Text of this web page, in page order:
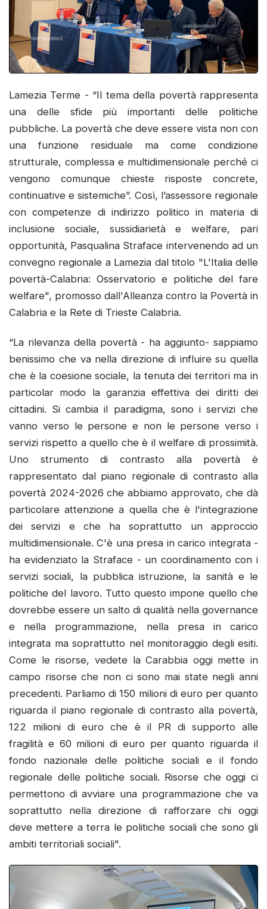
Lamezia Terme - “Il tema della povertà rappresenta
una delle sfide più importanti delle politiche
pubbliche. La povertà che deve essere vista non con
una funzione residuale ma come condizione
strutturale, complessa e multidimensionale perché ci
vengono comunque chieste risposte concrete,
continuative e sistemiche”. Così, l’assessore regionale
con competenze di indirizzo politico in materia di
inclusione sociale, sussidiarietà e welfare, pari
opportunità, Pasqualina Straface intervenendo ad un
convegno regionale a Lamezia dal titolo "L'Italia delle
povertà-Calabria: Osservatorio e politiche del fare
welfare", promosso dall'Alleanza contro la Povertà in
Calabria e la Rete di Trieste Calabria.
“La rilevanza della povertà - ha aggiunto- sappiamo
benissimo che va nella direzione di influire su quella
che è la coesione sociale, la tenuta dei territori ma in
particolar modo la garanzia effettiva dei diritti dei
cittadini. Si cambia il paradigma, sono i servizi che
vanno verso le persone e non le persone verso i
servizi rispetto a quello che è il welfare di prossimità.
Uno strumento di contrasto alla povertà è
rappresentato dal piano regionale di contrasto alla
povertà 2024-2026 che abbiamo approvato, che dà
particolare attenzione a quella che è l'integrazione
dei servizi e che ha soprattutto un approccio
multidimensionale. C'è una presa in carico integrata -
ha evidenziato la Straface - un coordinamento con i
servizi sociali, la pubblica istruzione, la sanità e le
politiche del lavoro. Tutto questo impone quello che
dovrebbe essere un salto di qualità nella governance
e nella programmazione, nella presa in carico
integrata ma soprattutto nel monitoraggio degli esiti.
Come le risorse, vedete la Carabbia oggi mette in
campo risorse che non ci sono mai state negli anni
precedenti. Parliamo di 150 milioni di euro per quanto
riguarda il piano regionale di contrasto alla povertà,
122 milioni di euro che è il PR di supporto alle
fragilità e 60 milioni di euro per quanto riguarda il
fondo nazionale delle politiche sociali e il fondo
regionale delle politiche sociali. Risorse che oggi ci
permettono di avviare una programmazione che va
soprattutto nella direzione di rafforzare chi oggi
deve mettere a terra le politiche sociali che sono gli
ambiti territoriali sociali".